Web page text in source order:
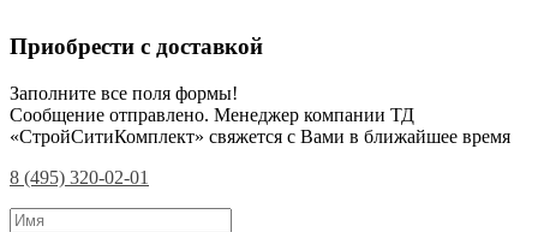
Приобрести с доставкой
Заполните все поля формы!
Сообщение отправлено. Менеджер компании ТД
«СтройСитиКомплект» свяжется с Вами в ближайшее время
8 (495) 320-02-01